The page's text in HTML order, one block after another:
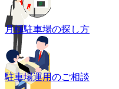
月極駐車場の探し方
駐車場運用のご相談